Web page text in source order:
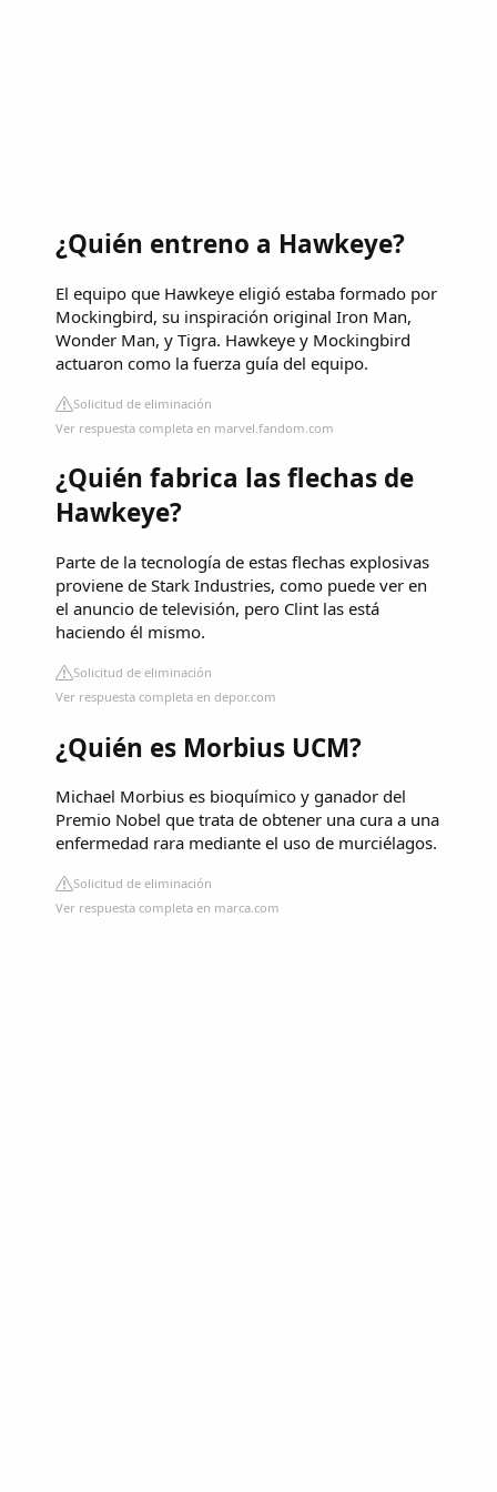
¿Quién entreno a Hawkeye?
El equipo que Hawkeye eligió estaba formado por
Mockingbird, su inspiración original Iron Man,
Wonder Man, y Tigra. Hawkeye y Mockingbird
actuaron como la fuerza guía del equipo.
Solicitud de eliminación
Ver respuesta completa en marvel.fandom.com
¿Quién fabrica las flechas de
Hawkeye?
Parte de la tecnología de estas flechas explosivas
proviene de Stark Industries, como puede ver en
el anuncio de televisión, pero Clint las está
haciendo él mismo.
Solicitud de eliminación
Ver respuesta completa en depor.com
¿Quién es Morbius UCM?
Michael Morbius es bioquímico y ganador del
Premio Nobel que trata de obtener una cura a una
enfermedad rara mediante el uso de murciélagos.
Solicitud de eliminación
Ver respuesta completa en marca.com